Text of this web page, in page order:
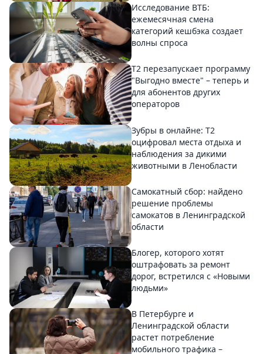
Исследование ВТБ:
ежемесячная смена
категорий кешбэка создает
волны спроса
Т2 перезапускает программу
"Выгодно вместе" – теперь и
для абонентов других
операторов
Зубры в онлайне: Т2
оцифровал места отдыха и
наблюдения за дикими
животными в Ленобласти
Самокатный сбор: найдено
решение проблемы
самокатов в Ленинградской
области
Блогер, которого хотят
оштрафовать за ремонт
дорог, встретился с «Новыми
людьми»
В Петербурге и
Ленинградской области
растет потребление
мобильного трафика –